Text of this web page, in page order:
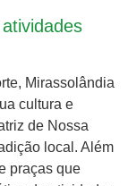
Mirassolândia
cultura e
de Nossa
local. Além
praças que